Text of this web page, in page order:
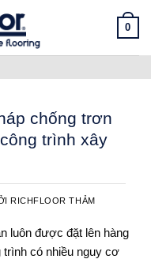
0
chống trơn
trình xây
RICHFLOOR THẢM
luôn được đặt lên hàng
có nhiều nguy cơ